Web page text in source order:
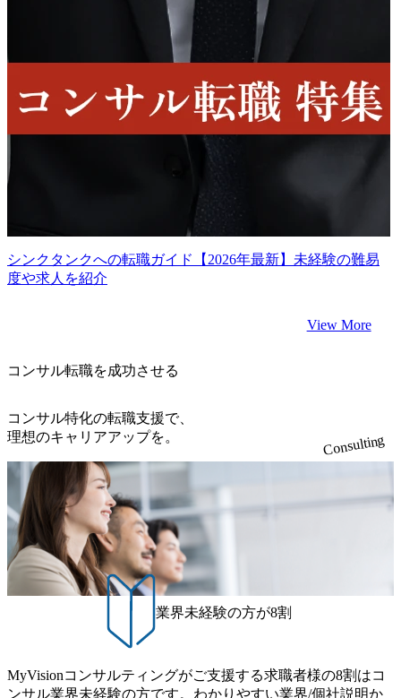
シンクタンクへの転職ガイド【2026年最新】未経験の難易
度や求人を紹介
View More
コンサル転職を成功させる
コンサル特化の転職支援で、
理想のキャリアアップを。
Consulting
業界未経験の方が8割
MyVisionコンサルティングがご支援する求職者様の8割はコ
ンサル業界未経験の方です。わかりやすい業界/個社説明か